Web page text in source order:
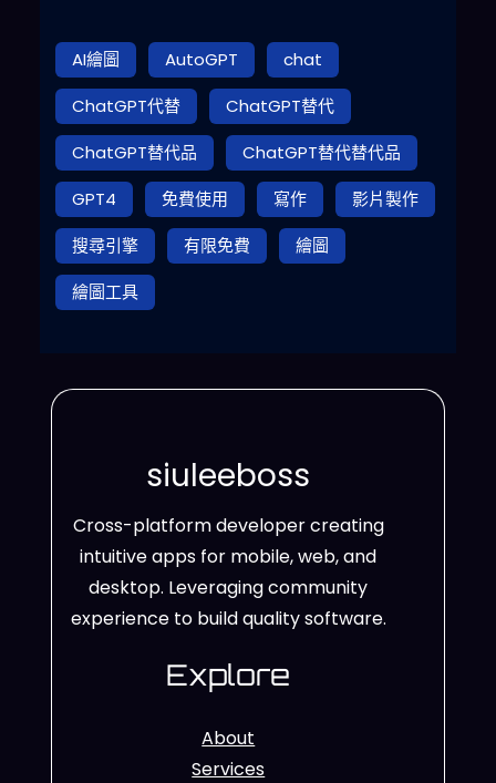
AI繪圖 AutoGPT
chat
ChatGPT代替
ChatGPT替代
ChatGPT替代品
ChatGPT替代替代品
GPT4
免費使用 寫作
影片製作
搜尋引擎
有限免費
繪圖
繪圖工具
siuleeboss
Cross-platform developer creating
intuitive apps for mobile, web, and
desktop. Leveraging community
experience to build quality software.
Explore
About
Services